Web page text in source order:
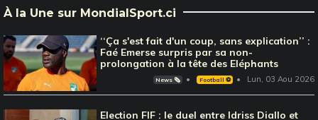
À la Une sur MondialSport.ci
‘‘Ça s'est fait d'un coup, sans explication’’ :
Faé Emerse surpris par sa non-
prolongation à la tête des Eléphants
News 🗞️ Football ⚽️ Lun, 03 Aou 2026
Election FIF : le duel entre Idriss Diallo et